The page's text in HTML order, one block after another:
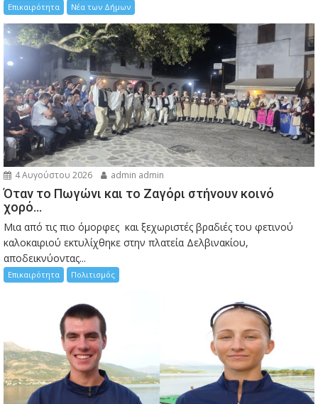
Επικαιρότητα Νέα των Δήμων
4 Αυγούστου 2026 admin admin
Όταν το Πωγώνι και το Ζαγόρι στήνουν κοινό
χορό…
Μια από τις πιο όμορφες και ξεχωριστές βραδιές του φετινού
καλοκαιριού εκτυλίχθηκε στην πλατεία Δελβινακίου,
αποδεικνύοντας...
Επικαιρότητα Πολιτισμός